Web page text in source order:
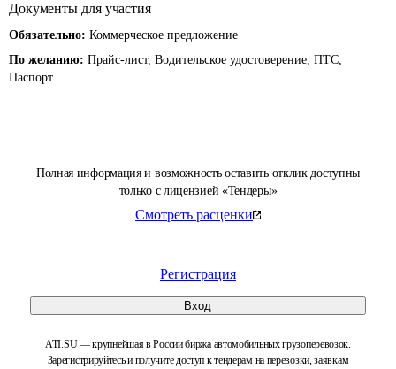
Полная информация и возможность оставить отклик доступны
только с лицензией «Тендеры»
Смотреть расценки
Регистрация
Вход
ATI.SU — крупнейшая в России биржа автомобильных грузоперевозок.
Зарегистрируйтесь и получите доступ к тендерам на перевозки, заявкам
Документы для участия
Обязательно: Коммерческое предложение
По желанию: Прайс-лист, Водительское удостоверение, ПТС,
Паспорт